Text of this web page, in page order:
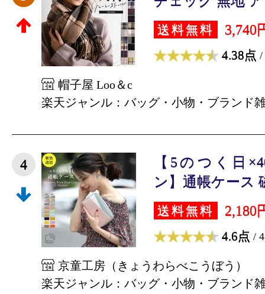
送料無料 3,740
4.38点 /
帽子屋 Loo＆c
楽天ジャンル：バッグ・小物・ブランド
4
【5のつく日
ン】通帳ケース
送料無料 2,180
4.6点 /
京童工房（きょうわらべこうぼう）
楽天ジャンル：バッグ・小物・ブランド